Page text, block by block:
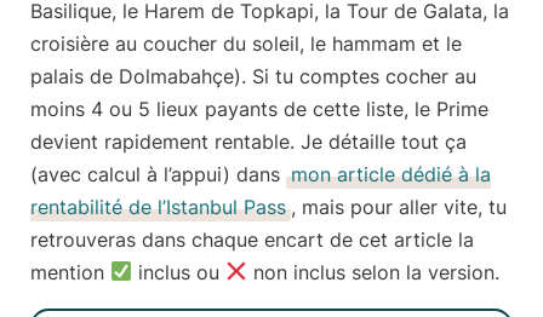
Basilique, le Harem de Topkapi, la Tour de Galata, la
croisière au coucher du soleil, le hammam et le
palais de Dolmabahçe). Si tu comptes cocher au
moins 4 ou 5 lieux payants de cette liste, le Prime
devient rapidement rentable. Je détaille tout ça
(avec calcul à l’appui) dans mon article dédié à la
rentabilité de l’Istanbul Pass , mais pour aller vite, tu
retrouveras dans chaque encart de cet article la
mention
inclus ou non inclus selon la version.